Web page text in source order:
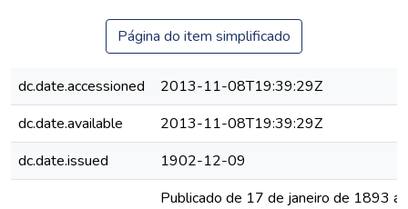
Página do item simplificado
dc.date.accessioned
2013-11-08T19:39:29Z
dc.date.available
2013-11-08T19:39:29Z
dc.date.issued
1902-12-09
Publicado de 17 de janeiro de 1893 a